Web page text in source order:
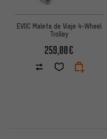
EVOC Maleta de Viaje 4-Wheel
Trolley
259,00€